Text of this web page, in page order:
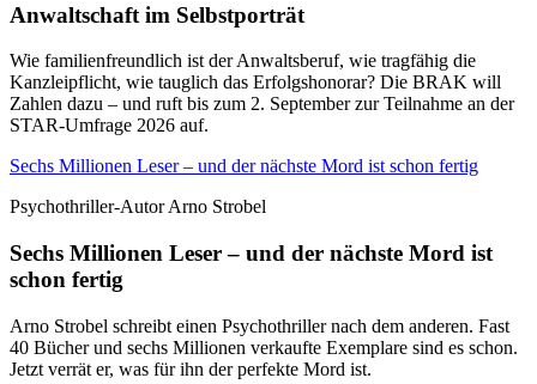
Anwaltschaft im Selbstporträt
Wie familienfreundlich ist der Anwaltsberuf, wie tragfähig die
Kanzleipflicht, wie tauglich das Erfolgshonorar? Die BRAK will
Zahlen dazu – und ruft bis zum 2. September zur Teilnahme an der
STAR-Umfrage 2026 auf.
Sechs Millionen Leser – und der nächste Mord ist schon fertig
Psychothriller-Autor Arno Strobel
Sechs Millionen Leser – und der nächste Mord ist
schon fertig
Arno Strobel schreibt einen Psychothriller nach dem anderen. Fast
40 Bücher und sechs Millionen verkaufte Exemplare sind es schon.
Jetzt verrät er, was für ihn der perfekte Mord ist.